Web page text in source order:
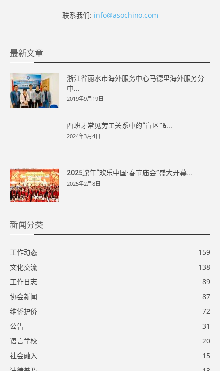
联系我们: info@asochino.com
最新文章
浙江省丽水市海外服务中心马德里海外服务分
中...
2019年9月19日
西班牙常见劳工关系中的“盲区”&...
2024年3月4日
2025蛇年“欢乐中国·春节庙会”盛大开幕...
2025年2月8日
新闻分类
工作动态
159
文化交流
138
工作日志
89
协会新闻
87
维侨护侨
72
公告
31
语言学校
20
社会融入
15